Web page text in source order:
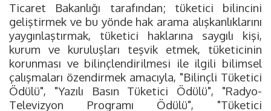
Ticaret Bakanlığı tarafından; tüketici bilincini
geliştirmek ve bu yönde hak arama alışkanlıklarını
yaygınlaştırmak, tüketici haklarına saygılı kişi,
kurum ve kuruluşları teşvik etmek, tüketicinin
korunması ve bilinçlendirilmesi ile ilgili bilimsel
çalışmaları özendirmek amacıyla, "Bilinçli Tüketici
Ödülü", "Yazılı Basın Tüketici Ödülü", "Radyo-
Televizyon Programı Ödülü", "Tüketici